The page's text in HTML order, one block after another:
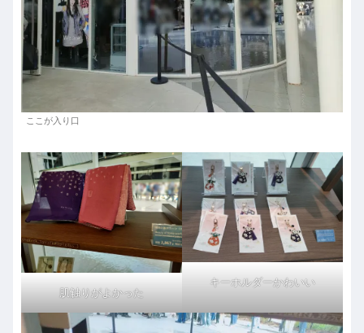
ここが入り口
肌触りがよかった
キーホルダーかわいい